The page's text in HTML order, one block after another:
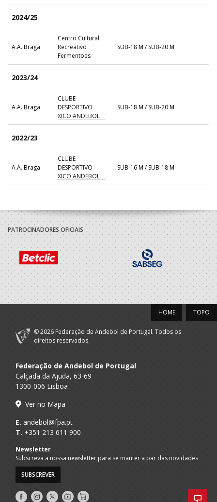
2024/25
A.A. Braga
Centro Cultural
Recreativo
Fermentoes
SUB-18 M / SUB-20 M
2023/24
A.A. Braga
CLUBE
DESPORTIVO
XICO ANDEBOL
SUB-18 M / SUB-20 M
2022/23
A.A. Braga
CLUBE
DESPORTIVO
XICO ANDEBOL
SUB-16 M / SUB-18 M
A.A. Braga
CLUBE
DESPORTIVO
XICO ANDEBOL
SUB-16 M / SUB-18 M
2020/21
A.A. Braga
CLUBE
DESPORTIVO
XICO ANDEBOL
SUB-15 M
CLUBE
2018/19
A.A. Braga
DESPORTIVO
A.A. Braga
CLUBE
DESPORTIVO
2016/17
PATROCINADORES OFICIAIS
TOPO
HOME
© 2026 Federação de Andebol de Portugal. Todos os
direitos reservados.
Federação de Andebol de Portugal
Calçada da Ajuda, 63-69
1300-006 Lisboa
Ver no Mapa
E. andebol@fpa.pt
T. +351 213 611 900
Newsletter
Subscreva a nossa newsletter para se manter a par das novidades
SUBSCREVER
Siga- Siga- Siga- AndebolTV
Loja